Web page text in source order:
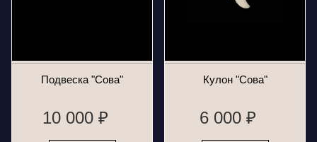
Подвеска "Сова"
10 000 ₽
Кулон "Сова"
6 000 ₽